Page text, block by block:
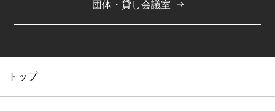
団体・貸し会議室
トップ